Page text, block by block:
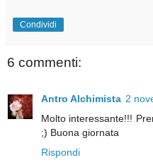
Condividi
6 commenti:
Antro Alchimista 2
Molto interessante!!!
;) Buona giornata
Rispondi